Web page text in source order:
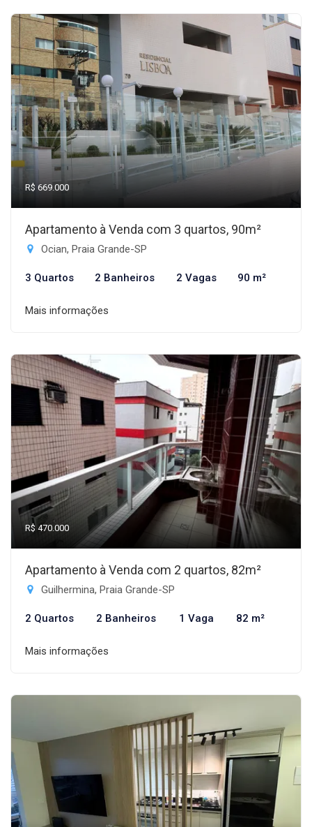
R$ 669.000
Apartamento à Venda com 3 quartos, 90m²
Ocian, Praia Grande-SP
3 Quartos 2 Banheiros 2 Vagas 90 m²
Mais informações
R$ 470.000
Apartamento à Venda com 2 quartos, 82m²
Guilhermina, Praia Grande-SP
2 Quartos 2 Banheiros 1 Vaga 82 m²
Mais informações